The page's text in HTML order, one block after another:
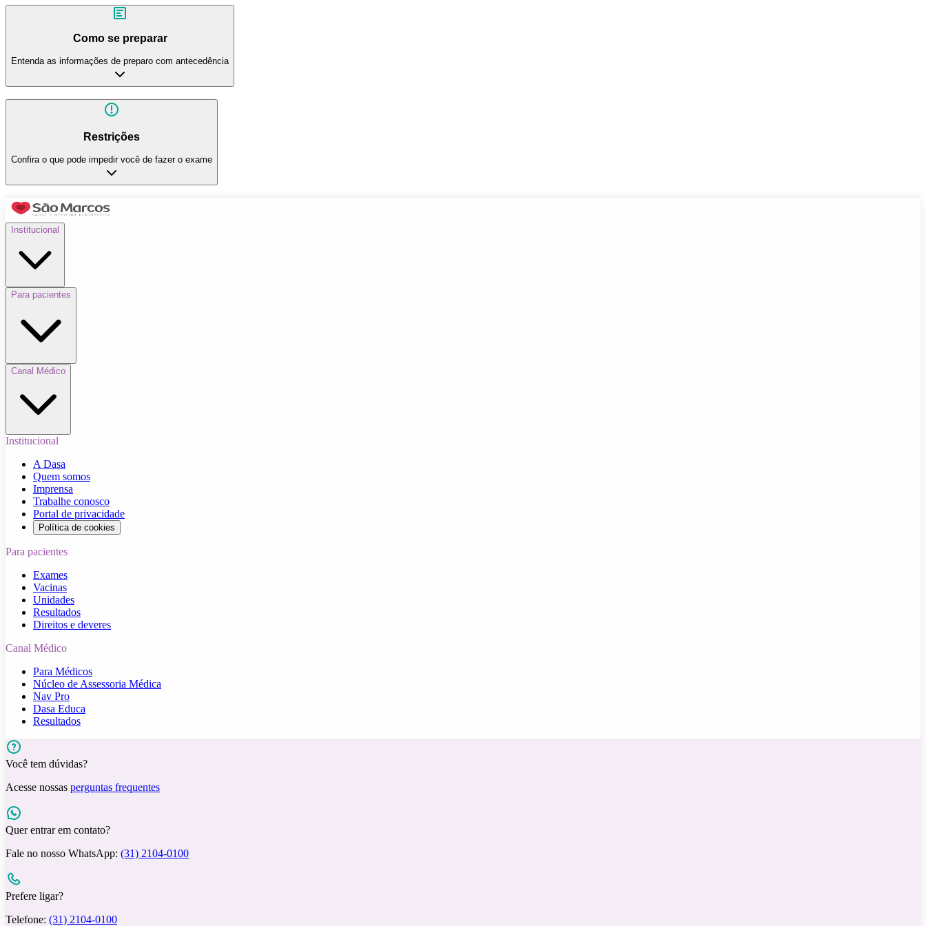
Como se preparar
Entenda as informações de preparo com antecedência
Restrições
Confira o que pode impedir você de fazer o exame
Institucional
Para pacientes
Canal Médico
Institucional
A Dasa
Quem somos
Imprensa
Trabalhe conosco
Portal de privacidade
Política de cookies
Para pacientes
Exames
Vacinas
Unidades
Resultados
Direitos e deveres
Canal Médico
Para Médicos
Núcleo de Assessoria Médica
Nav Pro
Dasa Educa
Resultados
Você tem dúvidas?
Acesse nossas perguntas frequentes
Quer entrar em contato?
Fale no nosso WhatsApp: (31) 2104-0100
Prefere ligar?
Telefone: (31) 2104-0100